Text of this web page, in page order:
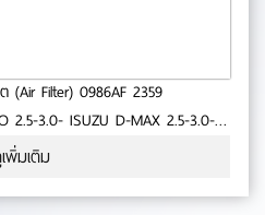
(Air Filter) 0986AF 2359
2.5-3.0- ISUZU D-MAX 2.5-3.0-
าน BOSCH No.0-55-68
พิ่มเติม